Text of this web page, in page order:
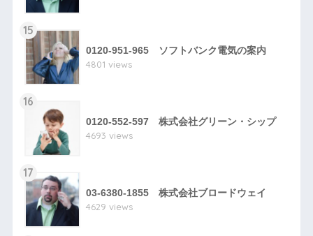
15
0120-951-965 ソフトバンク電気の案内
4801 views
16
0120-552-597 株式会社グリーン・シップ
4693 views
17
03-6380-1855 株式会社ブロードウェイ
4629 views